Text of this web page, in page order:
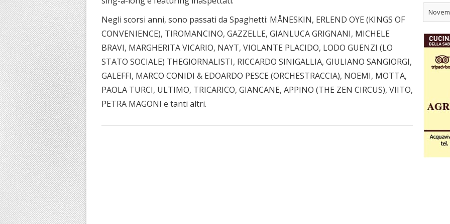
Negli scorsi anni, sono passati da Spaghetti: MÅNESKIN, ERLEND OYE (KINGS OF
CONVENIENCE), TIROMANCINO, GAZZELLE, GIANLUCA GRIGNANI, MICHELE
BRAVI, MARGHERITA VICARIO, NAYT, VIOLANTE PLACIDO, LODO GUENZI (LO
STATO SOCIALE) THEGIORNALISTI, RICCARDO SINIGALLIA, GIULIANO SANGIORGI,
GALEFFI, MARCO CONIDI & EDOARDO PESCE (ORCHESTRACCIA), NOEMI, MOTTA,
PAOLA TURCI, ULTIMO, TRICARICO, GIANCANE, APPINO (THE ZEN CIRCUS), VIITO,
PETRA MAGONI e tanti altri.